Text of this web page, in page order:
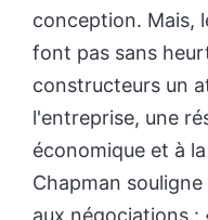
conception. Mais,
font pas sans
constructeurs un
l'entreprise, une
économique et à
Chapman
aux négociations :